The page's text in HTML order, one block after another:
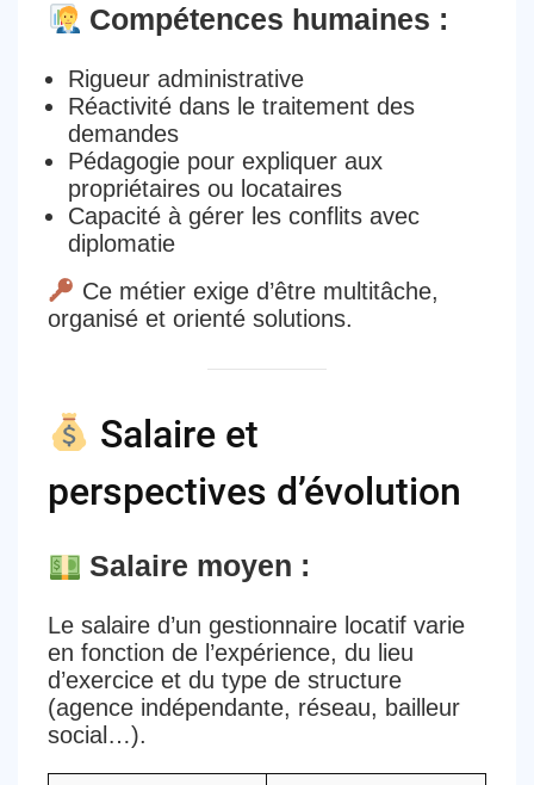
Compétences humaines :
Rigueur administrative
Réactivitédans le traitement des
demandes
Pédagogiepour expliquer aux
propriétaires ou locataires
Capacité à gérer les conflits avec
diplomatie
Ce métier exige d’être multitâche,
organisé et orienté solutions.
Salaire et
perspectives d’évolution
Salaire moyen :
Le salaire d’un gestionnaire locatifvarie
en fonction de l’expérience, du lieu
d’exercice et du type de structure
(agence indépendante, réseau, bailleur
social…).